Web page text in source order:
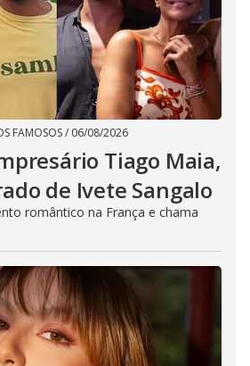
FAMOSOS/ 06/08/2026
Tiago Maia,
de Ivete Sangalo
romântico na França e chama